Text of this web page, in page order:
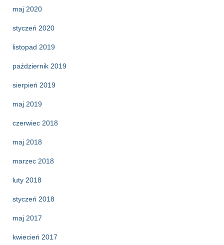
maj 2020
styczeń 2020
listopad 2019
październik 2019
sierpień 2019
maj 2019
czerwiec 2018
maj 2018
marzec 2018
luty 2018
styczeń 2018
maj 2017
kwiecień 2017